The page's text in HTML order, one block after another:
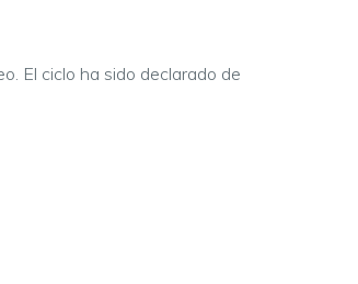
El ciclo ha sido declarado de